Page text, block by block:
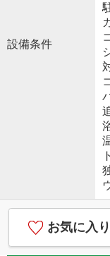
設備条件
お気に入